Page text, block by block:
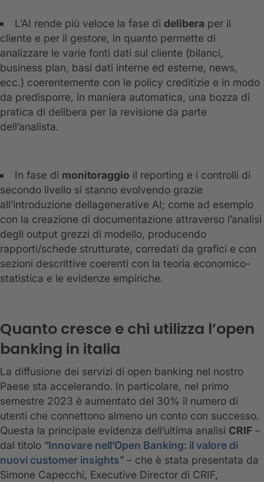
L’AI rende più veloce la fase di delibera per il
cliente e per il gestore, in quanto permette di
analizzare le varie fonti dati sul cliente (bilanci,
business plan, basi dati interne ed esterne, news,
ecc.) coerentemente con le policy creditizie e in modo
da predisporre, in maniera automatica, una bozza di
pratica di delibera per la revisione da parte
dell’analista.
In fase di monitoraggio il reporting e i controlli di
secondo livello si stanno evolvendo grazie
all’introduzione dellagenerative AI; come ad esempio
con la creazione di documentazione attraverso l’analisi
degli output grezzi di modello, producendo
rapporti/schede strutturate, corredati da grafici e con
sezioni descrittive coerenti con la teoria economico-
statistica e le evidenze empiriche.
Quanto cresce e chi utilizza l’open
banking in italia
La diffusione dei servizi di open banking nel nostro
Paese sta accelerando. In particolare, nel primo
semestre 2023 è aumentato del 30% il numero di
utenti che connettono almeno un conto con successo.
Questa la principale evidenza dell’ultima analisi CRIF –
dal titolo “Innovare nell’Open Banking: il valore di
nuovi customer insights” – che è stata presentata da
Simone Capecchi, Executive Director di CRIF,